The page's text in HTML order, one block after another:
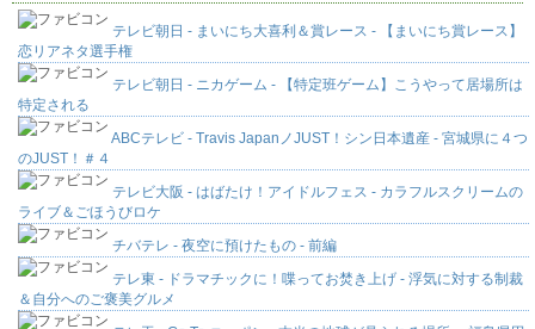
テレビ朝日 - まいにち大喜利＆賞レース - 【まいにち賞レース】
恋リアネタ選手権
テレビ朝日 - ニカゲーム - 【特定班ゲーム】こうやって居場所は
特定される
ABCテレビ - Travis JapanノJUST！シン日本遺産 - 宮城県に４つ
のJUST！＃４
テレビ大阪 - はばたけ！アイドルフェス - カラフルスクリームの
ライブ＆ごほうびロケ
チバテレ - 夜空に預けたもの - 前編
テレ東 - ドラマチックに！喋ってお焚き上げ - 浮気に対する制裁
＆自分へのご褒美グルメ